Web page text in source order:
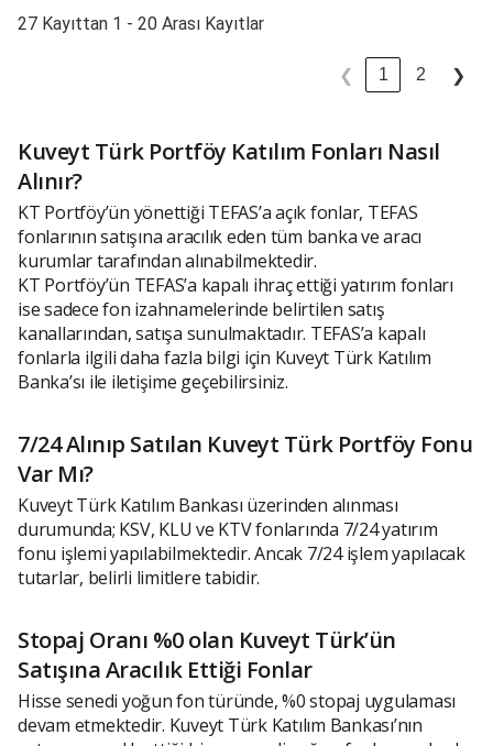
27 Kayıttan 1 - 20 Arası Kayıtlar
❮ 1 2 ❯
Kuveyt Türk Portföy Katılım Fonları Nasıl
Alınır?
KT Portföy’ün yönettiği TEFAS’a açık fonlar, TEFAS
fonlarının satışına aracılık eden tüm banka ve aracı
kurumlar tarafından alınabilmektedir.
KT Portföy’ün TEFAS’a kapalı ihraç ettiği yatırım fonları
ise sadece fon izahnamelerinde belirtilen satış
kanallarından, satışa sunulmaktadır. TEFAS’a kapalı
fonlarla ilgili daha fazla bilgi için Kuveyt Türk Katılım
Banka’sı ile iletişime geçebilirsiniz.
7/24 Alınıp Satılan Kuveyt Türk Portföy Fonu
Var Mı?
Kuveyt Türk Katılım Bankası üzerinden alınması
durumunda; KSV, KLU ve KTV fonlarında 7/24 yatırım
fonu işlemi yapılabilmektedir. Ancak 7/24 işlem yapılacak
tutarlar, belirli limitlere tabidir.
Stopaj Oranı %0 olan Kuveyt Türk’ün
Satışına Aracılık Ettiği Fonlar
Hisse senedi yoğun fon türünde, %0 stopaj uygulaması
devam etmektedir. Kuveyt Türk Katılım Bankası’nın